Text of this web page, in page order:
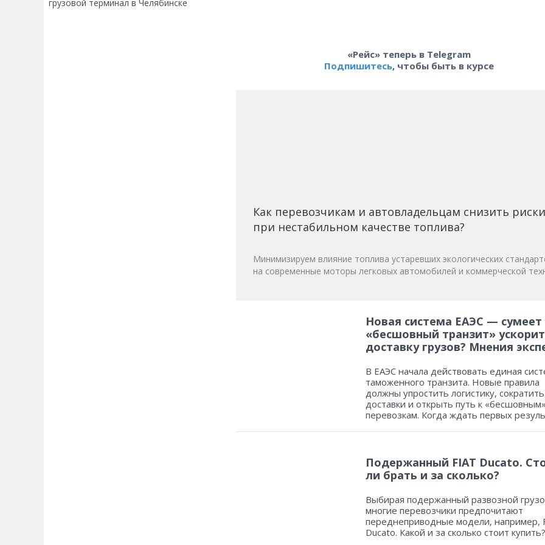
грузовой терминал в Челябинске
«Рейс» теперь в Telegram
Подпишитесь, чтобы быть в курсе
Как перевозчикам и автовладельцам снизить риски
при нестабильном качестве топлива?
Минимизируем влияние топлива устаревших экологических
на современные моторы легковых автомобилей и коммерческой
Новая система ЕАЭС — сумеет
«бесшовный транзит»
доставку грузов? Мнения
В ЕАЭС начала действовать единая
таможенного транзита. Новые правила
должны упростить логистику,
доставки и открыть путь к «бесшовным»
перевозкам. Когда ждать первых
Подержанный FIAT Ducato.
ли брать и за сколько?
Выбирая подержанный развозной
многие перевозчики предпочитают
переднеприводные модели, например,
Ducato. Какой и за сколько стоит купить?